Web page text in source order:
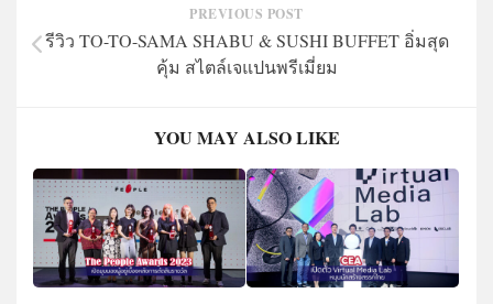
PREVIOUS POST
รีวิว TO-TO​-SAMA SHABU & SUSHI BUFFET อิ่มสุด
คุ้ม สไตล์เจแปนพรีเมี่ยม
YOU MAY ALSO LIKE